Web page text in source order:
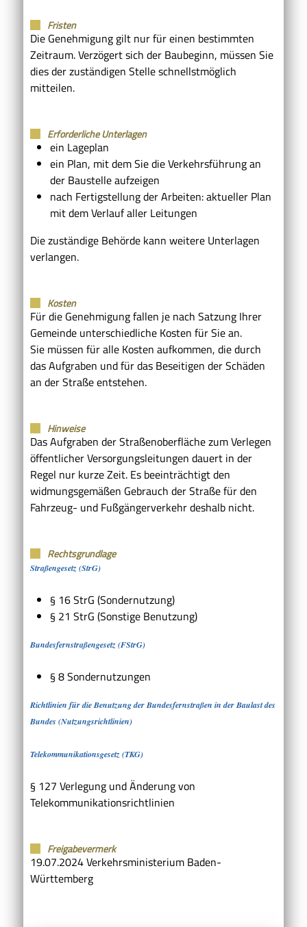
Fristen
Die Genehmigung gilt nur für einen bestimmten
Zeitraum. Verzögert sich der Baubeginn, müssen Sie
dies der zuständigen Stelle schnellstmöglich
mitteilen.
Erforderliche Unterlagen
ein Lageplan
ein Plan, mit dem Sie die Verkehrsführung an
der Baustelle aufzeigen
nach Fertigstellung der Arbeiten: aktueller Plan
mit dem Verlauf aller Leitungen
Die zuständige Behörde kann weitere Unterlagen
verlangen.
Kosten
Für die Genehmigung fallen je nach Satzung Ihrer
Gemeinde unterschiedliche Kosten für Sie an.
Sie müssen für alle Kosten aufkommen, die durch
das Aufgraben und für das Beseitigen der Schäden
an der Straße entstehen.
Hinweise
Das Aufgraben der Straßenoberfläche zum Verlegen
öffentlicher Versorgungsleitungen dauert in der
Regel nur kurze Zeit. Es beeinträchtigt den
widmungsgemäßen Gebrauch der Straße für den
Fahrzeug- und Fußgängerverkehr deshalb nicht.
Rechtsgrundlage
Straßengesetz (StrG)
§ 16 StrG (Sondernutzung)
§ 21 StrG (Sonstige Benutzung)
Bundesfernstraßengesetz (FStrG)
§ 8Sondernutzungen
Richtlinien für die Benutzung der Bundesfernstraßen in der Baulast des
Bundes (Nutzungsrichtlinien)
Telekommunikationsgesetz (TKG)
§ 127 Verlegung und Änderung von
Telekommunikationsrichtlinien
Freigabevermerk
19.07.2024 Verkehrsministerium Baden-
Württemberg